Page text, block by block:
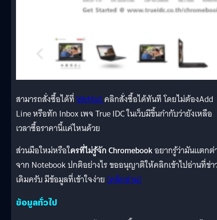
สามารถสั่งซื้อได้ที่WeMallคลิกสั่งซื้อได้ทันที โดยไม่ต้องAdd
Line หรือทัก Inbox เพจ True IDC ในเว็บมีขึ้นกำกับว่ายังเหลือ
เวลาซื้อราคานี้แค่ไหนด้วย
ส่วนมือใหม่หรือใครที่ไม่รู้จัก Chromebookอยากรู้ว่ามันแตกต่
จาก Notebook ปกติอย่างไร ขออนุญาติให้คลิกเข้าไปอ่านที่ข่า
เดิมครับ มีข้อมูลที่เข้าใจง่าย [คลิกอ่าน]
ข้อมูลทั่วไป